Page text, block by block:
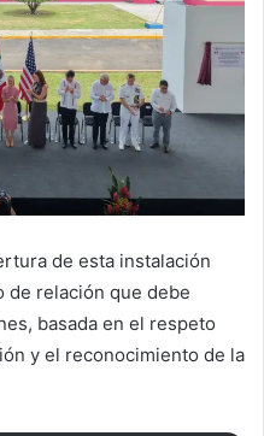
de esta instalación
de relación que debe
basada en el respeto
y el reconocimiento de la